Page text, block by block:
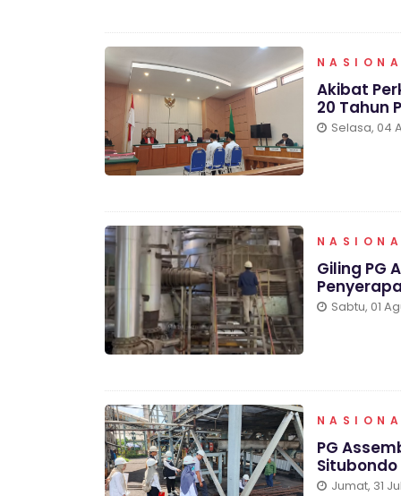
Akibat
20 Tahun
Selasa, 04
Giling PG
Sabtu, 01
PG
Jumat, 31